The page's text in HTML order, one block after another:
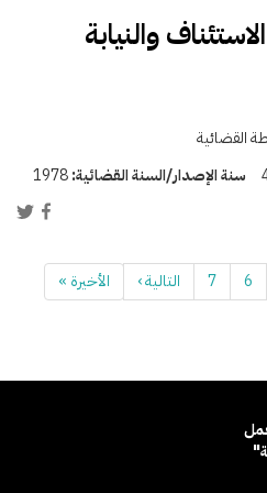
والنيابة
القضائية
سنة الإصدار/السنة القضائية:1978
6
7 التالية › الأخيرة »